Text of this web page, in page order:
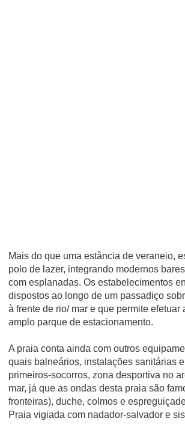
Mais do que uma estância de veraneio,
polo de lazer, integrando modernos
com esplanadas. Os estabelecimentos
dispostos ao longo de um passadiço
à frente de rio/ mar e que permite efetuar
amplo parque de estacionamento.
A praia conta ainda com outros
quais balneários, instalações sanitárias
primeiros-socorros, zona desportiva no
mar, já que as ondas desta praia são
fronteiras), duche, colmos e
Praia vigiada com nadador-salvador e